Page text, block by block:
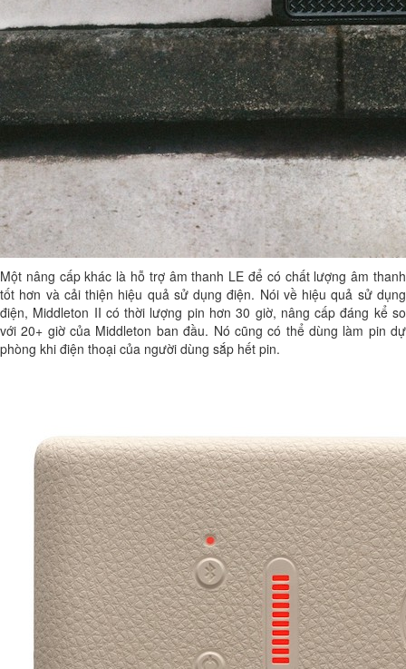
Một nâng cấp khác là hỗ trợ âm thanh LE để có chất lượng âm thanh
tốt hơn và cải thiện hiệu quả sử dụng điện. Nói về hiệu quả sử dụng
điện, Middleton II có thời lượng pin hơn 30 giờ, nâng cấp đáng kể so
với 20+ giờ của Middleton ban đầu. Nó cũng có thể dùng làm pin dự
phòng khi điện thoại của người dùng sắp hết pin.